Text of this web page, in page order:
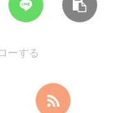
ーする